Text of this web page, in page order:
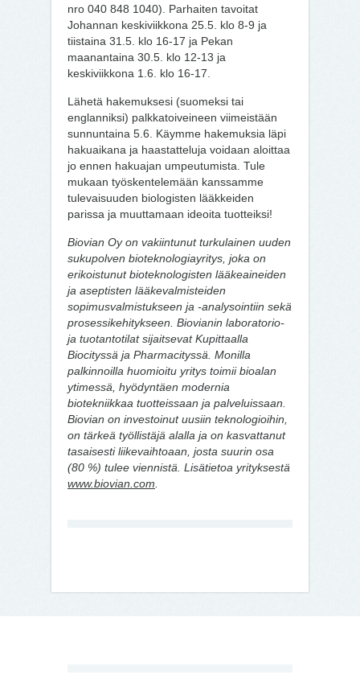
nro 040 848 1040). Parhaiten tavoitat
Johannan keskiviikkona 25.5. klo 8-9 ja
tiistaina 31.5. klo 16-17 ja Pekan
maanantaina 30.5. klo 12-13 ja
keskiviikkona 1.6. klo 16-17.
Lähetä hakemuksesi (suomeksi tai
englanniksi) palkkatoiveineen viimeistään
sunnuntaina 5.6. Käymme hakemuksia läpi
hakuaikana ja haastatteluja voidaan aloittaa
jo ennen hakuajan umpeutumista. Tule
mukaan työskentelemään kanssamme
tulevaisuuden biologisten lääkkeiden
parissa ja muuttamaan ideoita tuotteiksi!
Biovian Oy on vakiintunut turkulainen uuden
sukupolven bioteknologiayritys, joka on
erikoistunut bioteknologisten lääkeaineiden
ja aseptisten lääkevalmisteiden
sopimusvalmistukseen ja -analysointiin sekä
prosessikehitykseen. Biovianin laboratorio-
ja tuotantotilat sijaitsevat Kupittaalla
Biocityssä ja Pharmacityssä. Monilla
palkinnoilla huomioitu yritys toimii bioalan
ytimessä, hyödyntäen modernia
biotekniikkaa tuotteissaan ja palveluissaan.
Biovian on investoinut uusiin teknologioihin,
on tärkeä työllistäjä alalla ja on kasvattanut
tasaisesti liikevaihtoaan, josta suurin osa
(80 %) tulee viennistä. Lisätietoa yrityksestä
www.biovian.com